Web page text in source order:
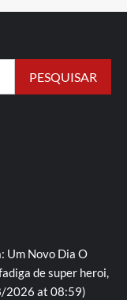
Um Novo Dia O
de super heroi,
2026 at 08:59)